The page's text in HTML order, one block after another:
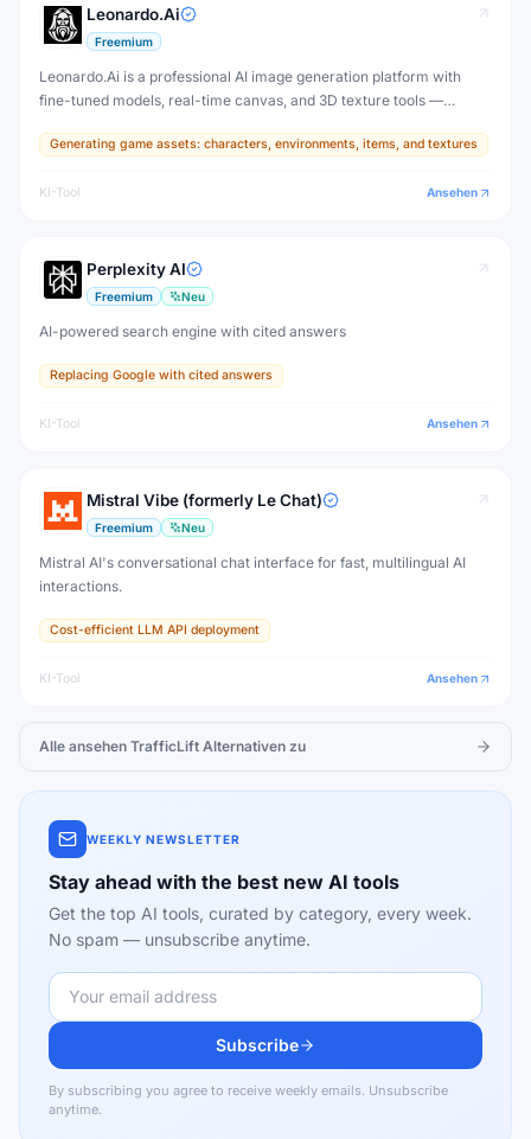
Leonardo.Ai
Freemium
Leonardo.Ai is a professional AI image generation platform with
fine-tuned models, real-time canvas, and 3D texture tools —
production.
Generating game assets: characters, environments, items, and textures
KI-Tool Ansehen
Perplexity AI
Freemium Neu
AI-powered search engine with cited answers
Replacing Google with cited answers
KI-Tool Ansehen
Mistral Vibe (formerly Le Chat)
Freemium Neu
Mistral AI's conversational chat interface for fast, multilingual AI
interactions.
Cost-efficient LLM API deployment
KI-Tool Ansehen
Alle ansehen TrafficLift Alternativen zu
WEEKLY NEWSLETTER
Stay ahead with the best new AI tools
Get the top AI tools, curated by category, every week.
No spam — unsubscribe anytime.
Subscribe
By subscribing you agree to receive weekly emails. Unsubscribe
anytime.